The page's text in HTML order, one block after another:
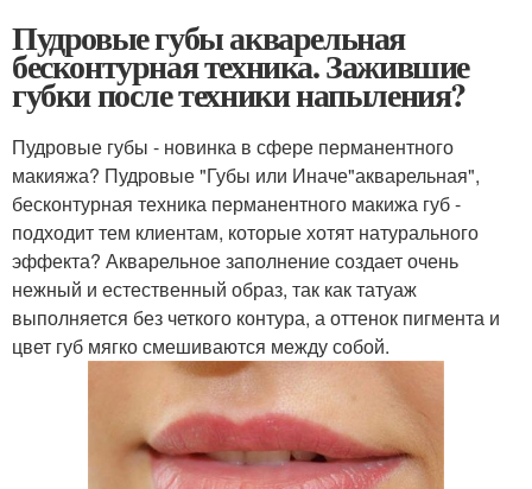
Пудровые губы акварельная
бесконтурная техника. Зажившие
губки после техники напыления?
Пудровые губы - новинка в сфере перманентного
макияжа? Пудровые "Губы или Иначе"акварельная",
бесконтурная техника перманентного макижа губ -
подходит тем клиентам, которые хотят натурального
эффекта? Акварельное заполнение создает очень
нежный и естественный образ, так как татуаж
выполняется без четкого контура, а оттенок пигмента и
цвет губ мягко смешиваются между собой.